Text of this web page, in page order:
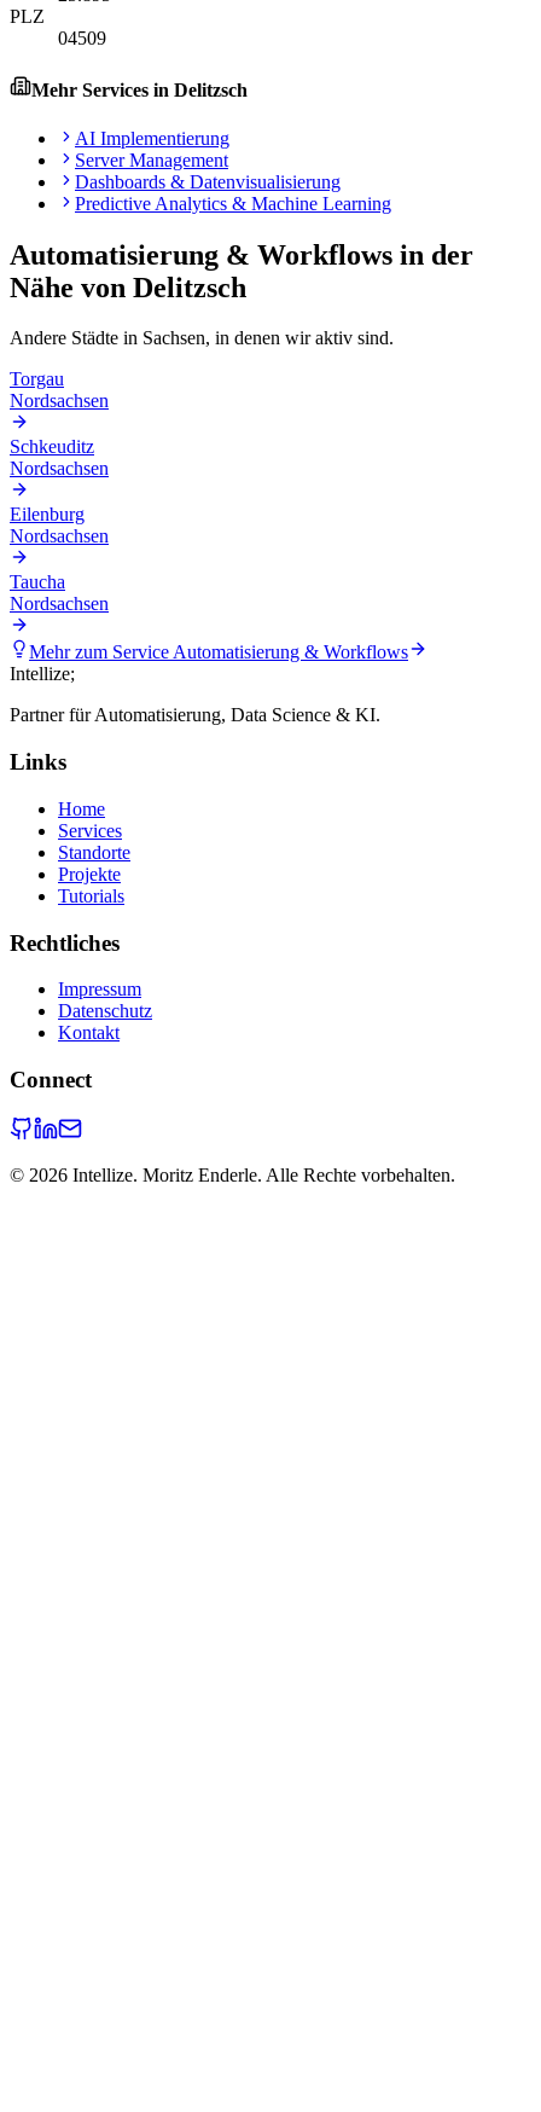
PLZ
04509
Mehr Services in Delitzsch
AI Implementierung
Server Management
Dashboards & Datenvisualisierung
Predictive Analytics & Machine Learning
Automatisierung & Workflows in der
Nähe von Delitzsch
Andere Städte in Sachsen, in denen wir aktiv sind.
Torgau
Nordsachsen
Schkeuditz
Nordsachsen
Eilenburg
Nordsachsen
Taucha
Nordsachsen
Mehr zum ServiceAutomatisierung & Workflows
Intellize;
Partner für Automatisierung, Data Science & KI.
Links
Home
Services
Standorte
Projekte
Tutorials
Rechtliches
Impressum
Datenschutz
Kontakt
Connect
© 2026 Intellize. Moritz Enderle. Alle Rechte vorbehalten.